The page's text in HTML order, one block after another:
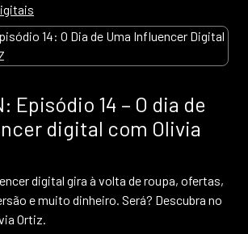
Episódio 14 – O dia de
digital com Olivia
digital gira à volta de roupa, ofertas,
e muito dinheiro. Será? Descubra no
Ortiz.